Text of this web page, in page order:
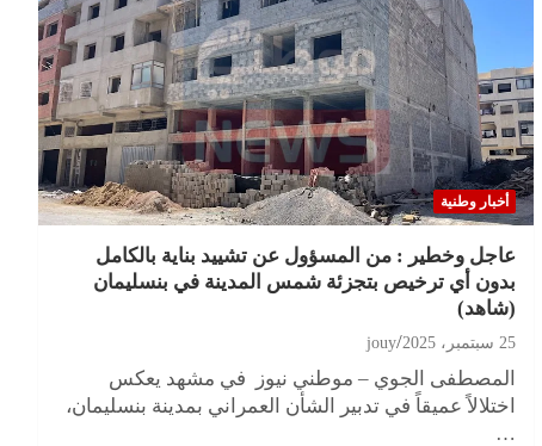
أخبار وطنية
عاجل وخطير : من المسؤول عن تشييد بناية بالكامل
بدون أي ترخيص بتجزئة شمس المدينة في بنسليمان
(شاهد)
25 سبتمبر، 2025 jouy
المصطفى الجوي – موطني نيوز في مشهد يعكس
اختلالاً عميقاً في تدبير الشأن العمراني بمدينة بنسليمان،
…